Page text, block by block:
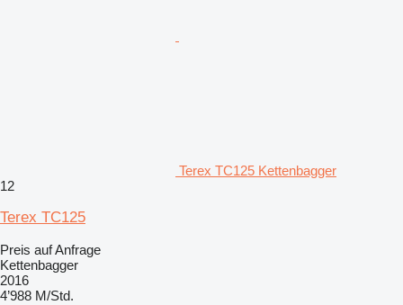
Terex TC125 Kettenbagger
12
Terex TC125
Preis auf Anfrage
Kettenbagger
2016
4’988 M/Std.